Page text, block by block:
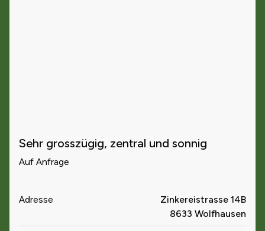
Sehr grosszügig, zentral und sonnig
Auf Anfrage
Adresse
Zinkereistrasse 14B
8633 Wolfhausen